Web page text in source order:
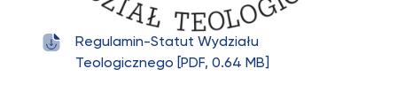
Regulamin-Statut Wydziału
Teologicznego [PDF, 0.64 MB]